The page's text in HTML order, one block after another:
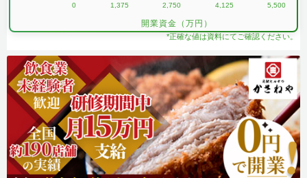
0 1,375 2,750 4,125 5,500
開業資金（万円）
*正確な値は資料にてご確認ください。